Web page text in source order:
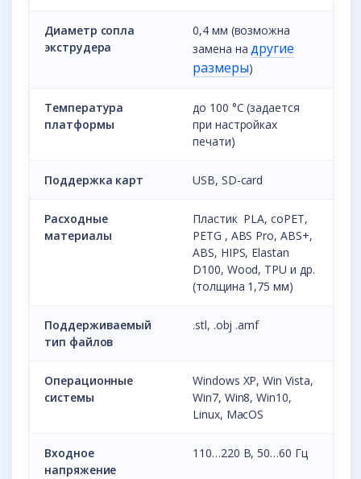
Диаметр сопла
экструдера
0,4 мм (возможна
замена на другие
размеры)
Температура
платформы
до 100 °С (задается
при настройках
печати)
Поддержка карт USB, SD-card
Расходные
материалы
Пластик PLA, coPET,
PETG , ABS Pro, ABS+,
ABS, HIPS, Elastan
D100, Wood, TPU и др.
(толщина 1,75 мм)
Поддерживаемый
тип файлов
.stl, .obj .amf
Операционные
системы
Windows XP, Win Vista,
Win7, Win8, Win10,
Linux, MacOS
Входное
напряжение
110…220 В, 50…60 Гц